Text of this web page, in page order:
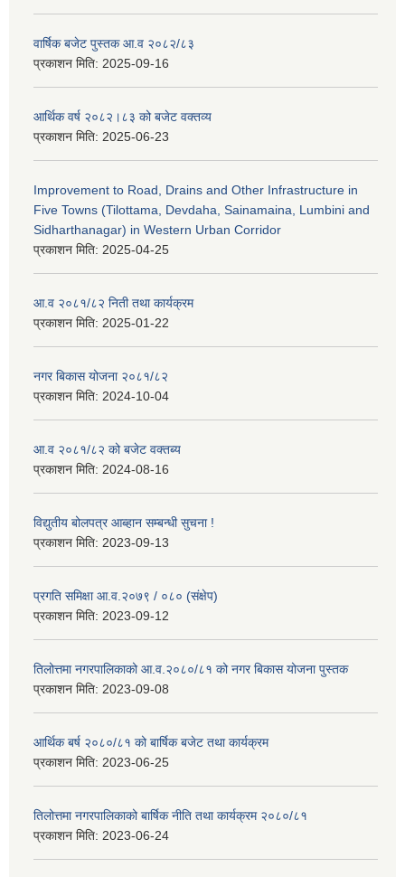
वार्षिक बजेट पुस्तक आ.व २०८२/८३
प्रकाशन मिति: 2025-09-16
आर्थिक वर्ष २०८२।८३ को बजेट वक्तव्य
प्रकाशन मिति: 2025-06-23
Improvement to Road, Drains and Other Infrastructure in
Five Towns (Tilottama, Devdaha, Sainamaina, Lumbini and
Sidharthanagar) in Western Urban Corridor
प्रकाशन मिति: 2025-04-25
आ.व २०८१/८२ निती तथा कार्यक्रम
प्रकाशन मिति: 2025-01-22
नगर बिकास योजना २०८१/८२
प्रकाशन मिति: 2024-10-04
आ.व २०८१/८२ को बजेट वक्तब्य
प्रकाशन मिति: 2024-08-16
विद्युतीय बोलपत्र आब्हान सम्बन्धी सुचना !
प्रकाशन मिति: 2023-09-13
प्रगति समिक्षा आ.व.२०७९ / ०८० (संक्षेप)
प्रकाशन मिति: 2023-09-12
तिलोत्तमा नगरपालिकाको आ.व.२०८०/८१ को नगर बिकास योजना पुस्तक
प्रकाशन मिति: 2023-09-08
आर्थिक बर्ष २०८०/८१ को बार्षिक बजेट तथा कार्यक्रम
प्रकाशन मिति: 2023-06-25
तिलोत्तमा नगरपालिकाको बार्षिक नीति तथा कार्यक्रम २०८०/८१
प्रकाशन मिति: 2023-06-24